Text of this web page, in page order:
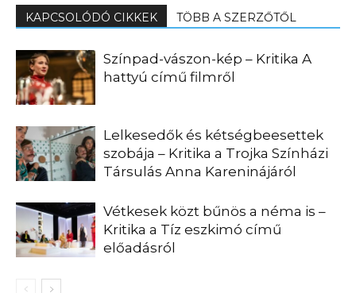
KAPCSOLÓDÓ CIKKEK TÖBB A SZERZŐTŐL
Színpad-vászon-kép – Kritika A
hattyú című filmről
Lelkesedők és kétségbeesettek
szobája – Kritika a Trojka Színházi
Társulás Anna Kareninájáról
Vétkesek közt bűnös a néma is –
Kritika a Tíz eszkimó című
előadásról